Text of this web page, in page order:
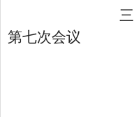
三亚市第
第七次会议
主
2016年